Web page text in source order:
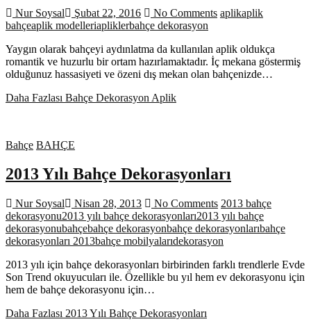
Nur Soysal Şubat 22, 2016 No Comments aplikaplik
bahçeaplik modelleriapliklerbahçe dekorasyon
Yaygın olarak bahçeyi aydınlatma da kullanılan aplik oldukça
romantik ve huzurlu bir ortam hazırlamaktadır. İç mekana göstermiş
olduğunuz hassasiyeti ve özeni dış mekan olan bahçenizde…
Daha Fazlası Bahçe Dekorasyon Aplik
Bahçe BAHÇE
2013 Yılı Bahçe Dekorasyonları
Nur Soysal Nisan 28, 2013 No Comments 2013 bahçe
dekorasyonu2013 yılı bahçe dekorasyonları2013 yılı bahçe
dekorasyonubahçebahçe dekorasyonbahçe dekorasyonlarıbahçe
dekorasyonları 2013bahçe mobilyalarıdekorasyon
2013 yılı için bahçe dekorasyonları birbirinden farklı trendlerle Evde
Son Trend okuyucuları ile. Özellikle bu yıl hem ev dekorasyonu için
hem de bahçe dekorasyonu için…
Daha Fazlası 2013 Yılı Bahçe Dekorasyonları